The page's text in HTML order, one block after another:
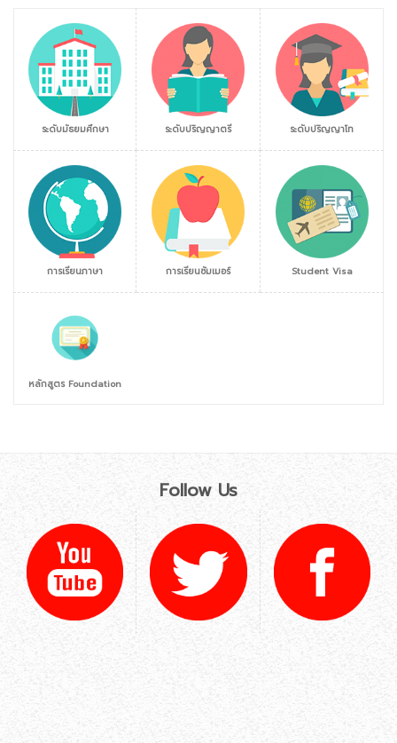
ระดับมัธยมศึกษา ระดับปริญญาตรี ระดับปริญญาโท
การเรียนภาษา การเรียนซัมเมอร์ Student Visa
หลักสูตร Foundation
Follow Us